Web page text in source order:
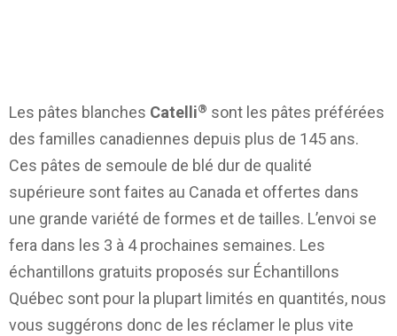
Les pâtes blanches Catelli® sont les pâtes préférées
des familles canadiennes depuis plus de 145 ans.
Ces pâtes de semoule de blé dur de qualité
supérieure sont faites au Canada et offertes dans
une grande variété de formes et de tailles. L’envoi se
fera dans les 3 à 4 prochaines semaines. Les
échantillons gratuits proposés sur Échantillons
Québec sont pour la plupart limités en quantités, nous
vous suggérons donc de les réclamer le plus vite